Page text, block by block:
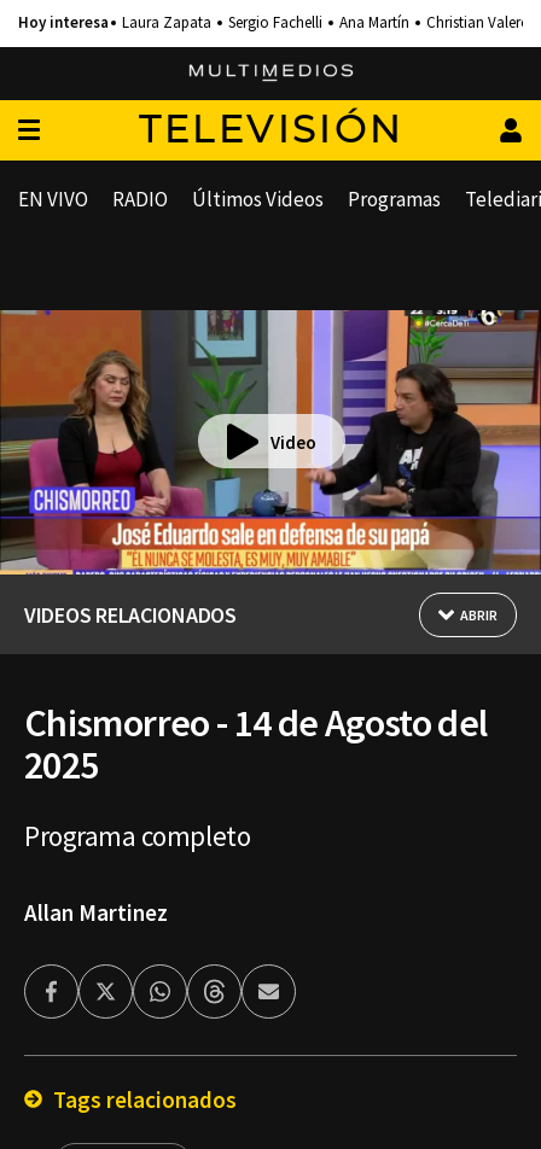
Laura Zapata Sergio Fachelli Ana Martín Christian Valero
TELEVISIÓN
EN VIVO RADIO Últimos Videos Programas
Video
VIDEOS RELACIONADOS ABRIR
Chismorreo - 14 de Agosto del
2025
Programa completo
Allan Martinez
FacebookTwitterWhatsappThreadsEnviar
por
Tags relacionados